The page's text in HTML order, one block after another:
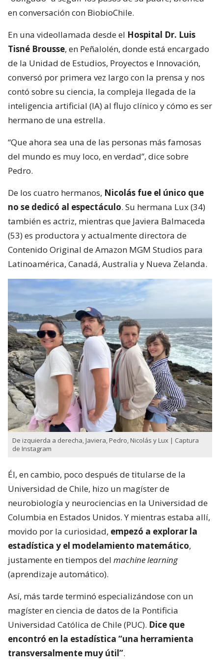
en conversación con BiobioChile.
En una videollamada desde el Hospital Dr. Luis
Tisné Brousse, en Peñalolén, donde está encargado
de la Unidad de Estudios, Proyectos e Innovación,
conversó por primera vez largo con la prensa y nos
contó sobre su ciencia, la compleja llegada de la
inteligencia artificial (IA) al flujo clínico y cómo es ser
hermano de una estrella.
“Que ahora sea una de las personas más famosas
del mundo es muy loco, en verdad”, dice sobre
Pedro.
De los cuatro hermanos, Nicolás fue el único que
no se dedicó al espectáculo. Su hermana Lux (34)
también es actriz, mientras que Javiera Balmaceda
(53) es productora y actualmente directora de
Contenido Original de Amazon MGM Studios para
Latinoamérica, Canadá, Australia y Nueva Zelanda.
De izquierda a derecha, Javiera, Pedro, Nicolás y Lux | Captura
de Instagram
Él, en cambio, poco después de titularse de la
Universidad de Chile, hizo un magíster de
neurobiología y neurociencias en la Universidad de
Columbia en Estados Unidos. Y mientras estaba allí,
movido por la curiosidad, empezó a explorar la
estadística y el modelamiento matemático,
justamente en tiempos del machine learning
(aprendizaje automático).
Así, más tarde terminó especializándose con un
magíster en ciencia de datos de la Pontificia
Universidad Católica de Chile (PUC). Dice que
encontró en la estadística “una herramienta
transversalmente muy útil”.